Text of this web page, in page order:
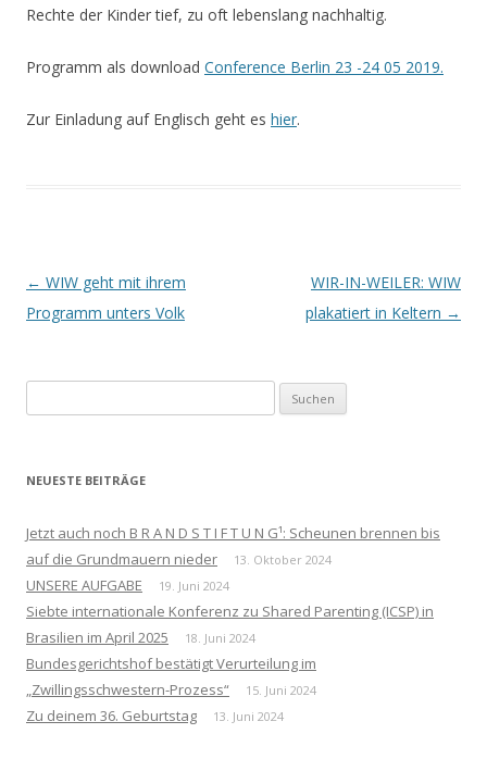
Rechte der Kinder tief, zu oft lebenslang nachhaltig.
Programm als download Conference Berlin 23 -24 05 2019.
Zur Einladung auf Englisch geht es hier.
Beitrags-
Navigation
← WIW geht mit ihrem
Programm unters Volk
WIR-IN-WEILER: WIW
plakatiert in Keltern →
nach:
NEUESTE BEITRÄGE
Jetzt auch noch B R A N D S T I F T U N G¹: Scheunen brennen bis
auf die Grundmauern nieder
13. Oktober 2024
UNSERE AUFGABE 19. Juni 2024
Siebte internationale Konferenz zu Shared Parenting (ICSP) in
Brasilien im April 2025
18. Juni 2024
Bundesgerichtshof bestätigt Verurteilung im
„Zwillingsschwestern-Prozess“
15. Juni 2024
Zu deinem 36. Geburtstag 13. Juni 2024